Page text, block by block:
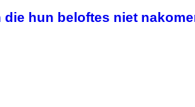
hun beloftes niet